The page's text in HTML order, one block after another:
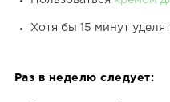
Хотя бы 15 минут
Раз в неделю следует: